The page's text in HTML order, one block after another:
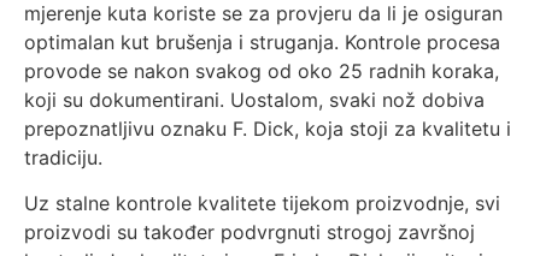
mjerenje kuta koriste se za provjeru da li je osiguran
optimalan kut brušenja i struganja. Kontrole procesa
provode se nakon svakog od oko 25 radnih koraka,
koji su dokumentirani. Uostalom, svaki nož dobiva
prepoznatljivu oznaku F. Dick, koja stoji za kvalitetu i
tradiciju.
Uz stalne kontrole kvalitete tijekom proizvodnje, svi
proizvodi su također podvrgnuti strogoj završnoj